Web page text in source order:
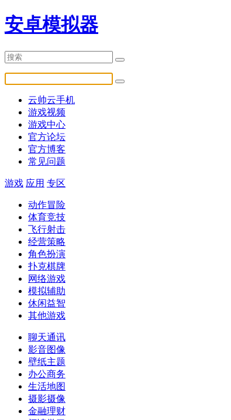
安卓模拟器
云帅云手机
游戏视频
游戏中心
官方论坛
官方博客
常见问题
游戏 应用 专区
动作冒险
体育竞技
飞行射击
经营策略
角色扮演
扑克棋牌
网络游戏
模拟辅助
休闲益智
其他游戏
聊天通讯
影音图像
壁纸主题
办公商务
生活地图
摄影摄像
金融理财